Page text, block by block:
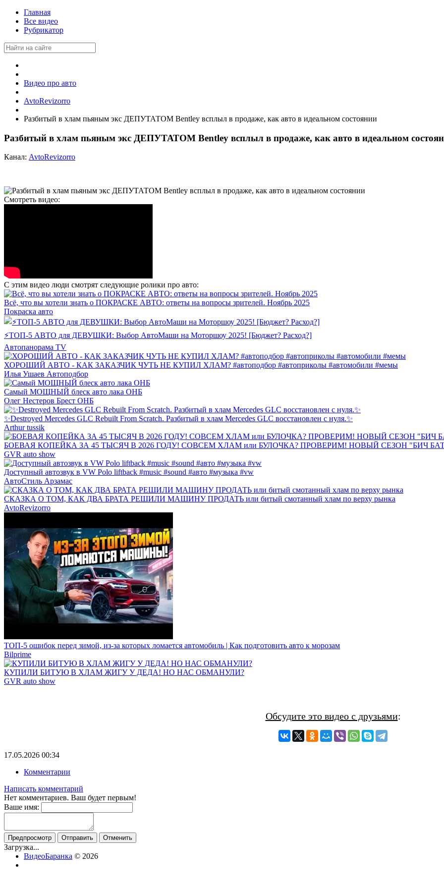
Главная
Все видео
Рубрикатор
Видео про авто
AvtoRevizorro
Разбитый в хлам пьяным экс ДЕПУТАТОМ Bentley всплыл в продаже, как авто в идеальном состоянии
Разбитый в хлам пьяным экс ДЕПУТАТОМ Bentley всплыл в продаже, как авто в идеальном
Канал: AvtoRevizorro
Смотреть видео:
С этим видео люди смотрят следующие ролики про авто:
Всё, что вы хотели знать о ПОКРАСКЕ АВТО: ответы на вопросы зрителей. Ноябрь 2025
Покраска авто
⚡️ТОП-5 АВТО для ДЕВУШКИ: Выбор АвтоМаши на Моторшоу 2025! [Бюджет? Расход?]
Автопанорама TV
ХОРОШИЙ АВТО - КАК ЗАКАЗЧИК ЧУТЬ НЕ КУПИЛ ХЛАМ? #автоподбор #автоприколы #автомобили #мемы
Илья Ушаев Автоподбор
Самый МОЩНЫЙ блеск авто лака ОНБ
Олег Нестеров Брест ОНБ
✨Destroyed Mercedes GLC Rebuilt From Scratch. Разбитый в хлам Mercedes GLC восстановлен с нуля.✨
Arthur tussik
БОЕВАЯ КОПЕЙКА ЗА 45 ТЫСЯЧ В 2026 ГОДУ! СОВСЕМ ХЛАМ или БУЛОЧКА? ПРОВЕРИМ! НОВЫЙ СЕЗОН "БИЧ
GVR auto show
Доступный автозвук в VW Polo liftback #music #sound #авто #музыка #vw
АвтоСтиль Арзамас
СКАЗКА О ТОМ, КАК ДВА БРАТА РЕШИЛИ МАШИНУ ПРОДАТЬ или битый смотанный хлам по верху рынка
AvtoRevizorro
ТОП-5 ошибок перед зимой, из-за которых ломается автомобиль | Как подготовить авто к морозам
Bilprime
КУПИЛИ БИТУЮ В ХЛАМ ЖИГУ У ДЕДА! НО НАС ОБМАНУЛИ?
GVR auto show
Обсудите это видео с друзьями:
17.05.2026 00:34
Комментарии
Написать комментарий
Нет комментариев. Ваш будет первым!
Ваше имя:
Загрузка...
ВидеоБаранка © 2026